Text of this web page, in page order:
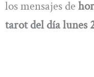
los mensajes de
tarot del díalunes